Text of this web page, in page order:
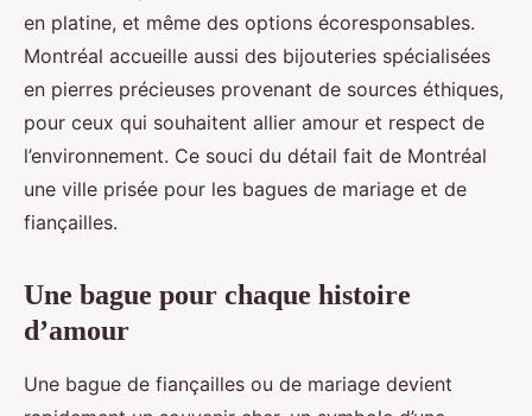
en platine, et même des options écoresponsables.
Montréal accueille aussi des bijouteries spécialisées
en pierres précieuses provenant de sources éthiques,
pour ceux qui souhaitent allier amour et respect de
l’environnement. Ce souci du détail fait de Montréal
une ville prisée pour les bagues de mariage et de
fiançailles.
Une bague pour chaque histoire
d’amour
Une bague de fiançailles ou de mariage devient